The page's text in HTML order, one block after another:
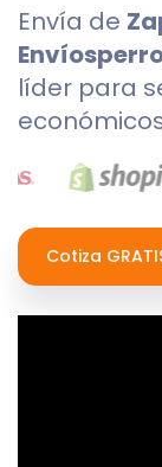
Envía de
líder para
Cotiza